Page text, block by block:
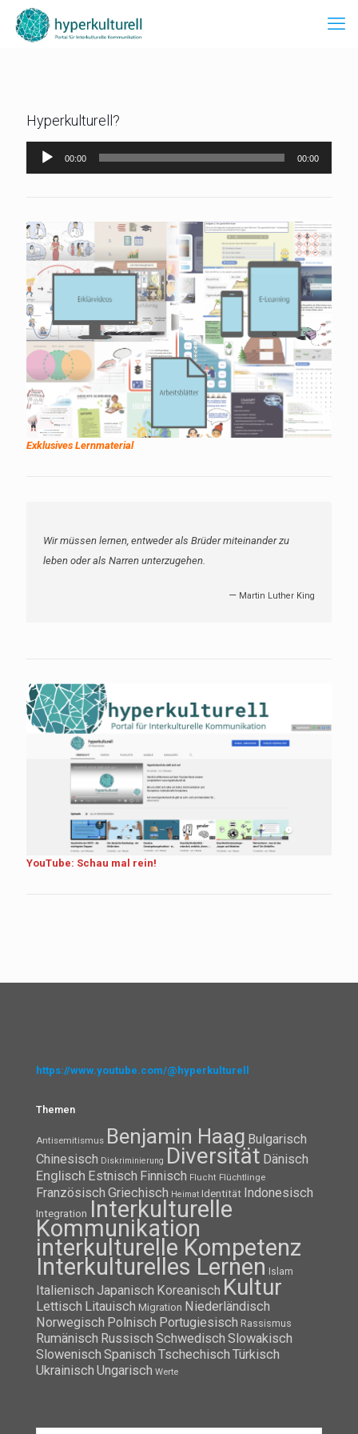
Hyperkulturell?
Audio-
Player
00:00 00:00
Exklusives Lernmaterial
Wir müssen lernen, entweder als Brüder miteinander zu
leben oder als Narren unterzugehen.
— Martin Luther King
YouTube: Schau mal rein!
https://www.youtube.com/@hyperkulturell
Themen
Antisemitismus Benjamin Haag Bulgarisch
Chinesisch Diskriminierung Diversität Dänisch
Englisch Estnisch Finnisch Flucht Flüchtlinge
Französisch Griechisch Heimat Identität Indonesisch
Integration Interkulturelle
Kommunikation
interkulturelle Kompetenz
Interkulturelles Lernen Islam
Italienisch Japanisch Koreanisch Kultur
Lettisch Litauisch Migration Niederländisch
Norwegisch Polnisch Portugiesisch Rassismus
Rumänisch Russisch Schwedisch Slowakisch
Slowenisch Spanisch Tschechisch Türkisch
Ukrainisch Ungarisch Werte